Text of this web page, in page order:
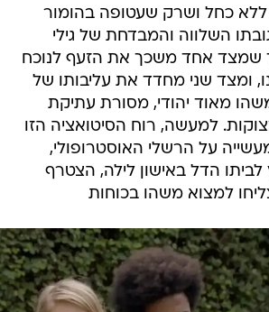
כחל ושרק שעטופה בהומור
השלווה והמבדחת של גילי
שמצד אחד משכך את הזעף לנוכח
ומצד שני מחדד את עליבותו של
מאוד יהודי, מסורת עתיקת
למעשה, רוח הסיטואציה הזו
על הרשלי האוסטרופולי,
הדל באישון לילה, הצטרף
למצוא משהו בכוחות